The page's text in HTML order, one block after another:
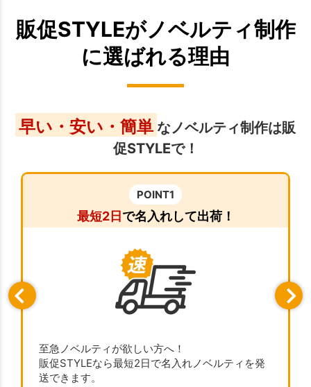
販促STYLEがノベルティ制作
に選ばれる理由
早い・安い・簡単 なノベルティ制作は販
促STYLEで！
POINT1
最短2日 で名入れして出荷！
至急ノベルティが欲しい方へ！
販促STYLEなら最短2日で名入れノベルティを発
送できます。